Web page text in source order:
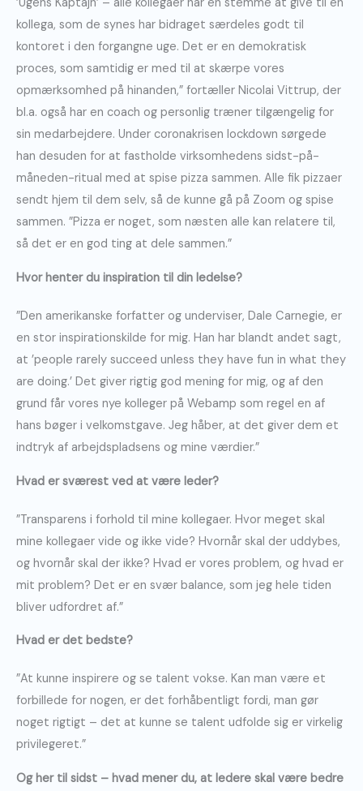
’Ugens Kaptajn’ – alle kollegaer har én stemme at give til en
kollega, som de synes har bidraget særdeles godt til
kontoret i den forgangne uge. Det er en demokratisk
proces, som samtidig er med til at skærpe vores
opmærksomhed på hinanden,” fortæller Nicolai Vittrup, der
bl.a. også har en coach og personlig træner tilgængelig for
sin medarbejdere. Under coronakrisen lockdown sørgede
han desuden for at fastholde virksomhedens sidst-på-
måneden-ritual med at spise pizza sammen. Alle fik pizzaer
sendt hjem til dem selv, så de kunne gå på Zoom og spise
sammen. ”Pizza er noget, som næsten alle kan relatere til,
så det er en god ting at dele sammen.”
Hvor henter du inspiration til din ledelse?
”Den amerikanske forfatter og underviser, Dale Carnegie, er
en stor inspirationskilde for mig. Han har blandt andet sagt,
at ’people rarely succeed unless they have fun in what they
are doing.’ Det giver rigtig god mening for mig, og af den
grund får vores nye kolleger på Webamp som regel en af
hans bøger i velkomstgave. Jeg håber, at det giver dem et
indtryk af arbejdspladsens og mine værdier.”
Hvad er sværest ved at være leder?
”Transparens i forhold til mine kollegaer. Hvor meget skal
mine kollegaer vide og ikke vide? Hvornår skal der uddybes,
og hvornår skal der ikke? Hvad er vores problem, og hvad er
mit problem? Det er en svær balance, som jeg hele tiden
bliver udfordret af.”
Hvad er det bedste?
”At kunne inspirere og se talent vokse. Kan man være et
forbillede for nogen, er det forhåbentligt fordi, man gør
noget rigtigt – det at kunne se talent udfolde sig er virkelig
privilegeret.”
Og her til sidst – hvad mener du, at ledere skal være bedre